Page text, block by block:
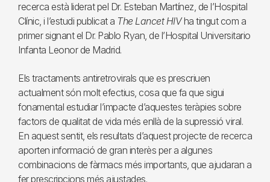
recerca està liderat pel Dr. Esteban Martínez, de l’Hospital
Clínic, i l’estudi publicat a The Lancet HIVha tingut com a
primer signant el Dr. Pablo Ryan, de l’Hospital Universitario
Infanta Leonor de Madrid.
Els tractaments antiretrovirals que es prescriuen
actualment són molt efectius, cosa que fa que sigui
fonamental estudiar l’impacte d’aquestes teràpies sobre
factors de qualitat de vida més enllà de la supressió viral.
En aquest sentit, els resultats d’aquest projecte de recerca
aporten informació de gran interès per a algunes
combinacions de fàrmacs més importants, que ajudaran a
fer prescripcions més ajustades.